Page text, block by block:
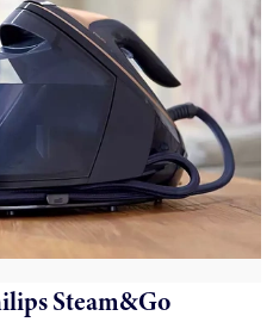
Steam&Go